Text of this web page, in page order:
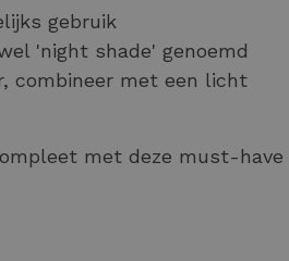
gebruik
'night shade' genoemd
combineer met een licht
met deze must-have